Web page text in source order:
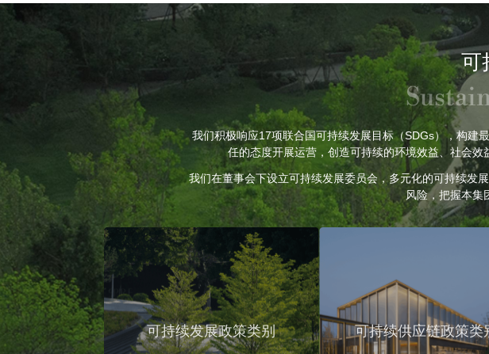
可
我们积极响应17项联合国可持续发展目标（SDGs），构建
任的态度开展运营，创造可持续的环境效益、社会效
我们在董事会下设立可持续发展委员会，多元化的可持续发
风险，把握本集
可持续发展政策类别 可持续供应链政策类